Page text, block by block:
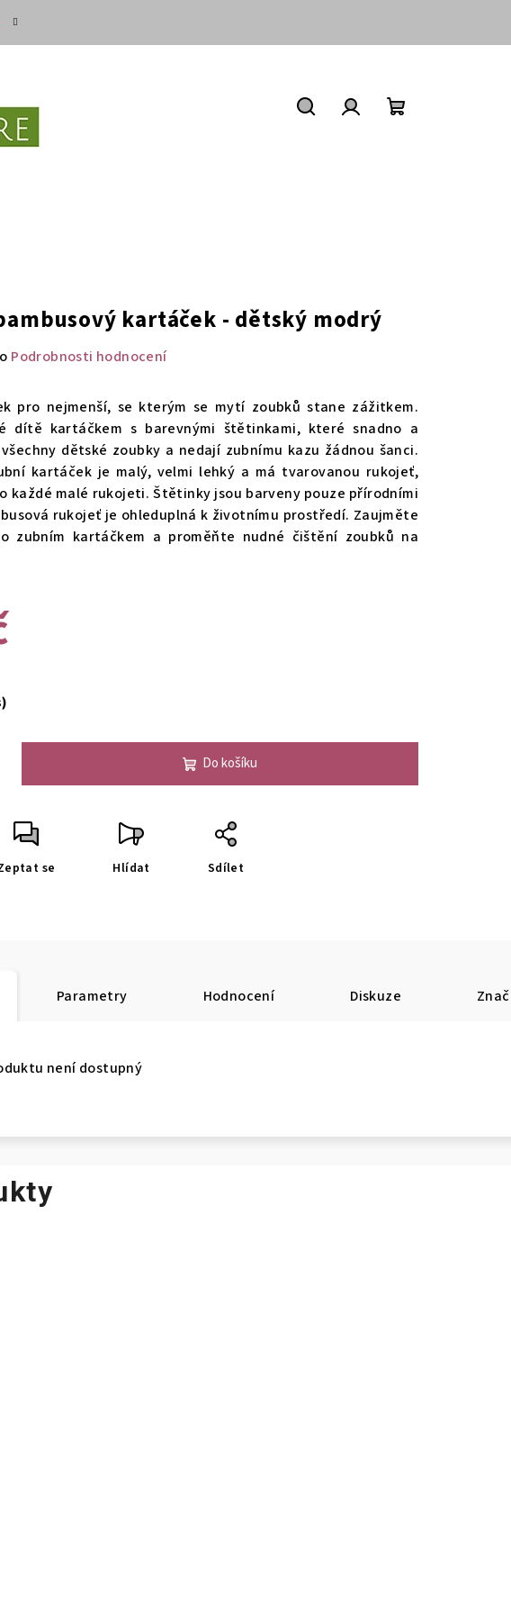
Nákupní
kartáček - dětský modrý
Podrobnosti hodnocení
pro nejmenší, se kterým se mytí zoubků stane zážitkem.
dítě kartáčkem s barevnými štětinkami, které snadno a
dětské zoubky a nedají zubnímu kazu žádnou šanci.
kartáček je malý, velmi lehký a má tvarovanou rukojeť,
každé malé rukojeti. Štětinky jsou barveny pouze přírodními
rukojeť je ohleduplná k životnímu prostředí. Zaujměte
zubním kartáčkem a proměňte nudné čištění zoubků na
Do košíku
se Hlídat Sdílet
Parametry Hodnocení Diskuze
není dostupný